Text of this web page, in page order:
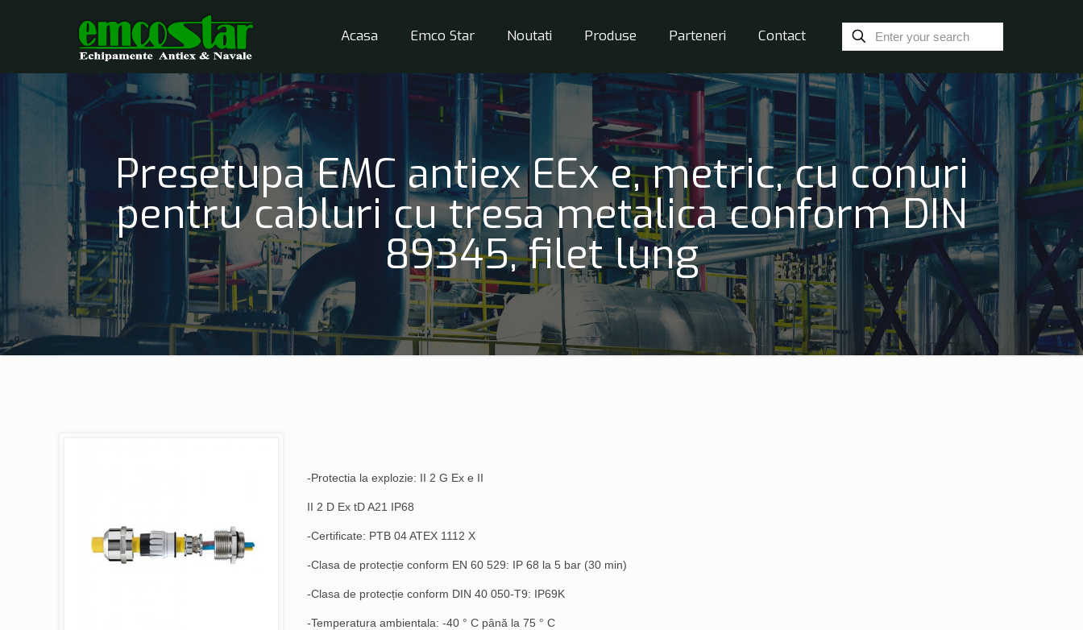
Acasa Emco Star Noutati Produse Parteneri Contact
Presetupa EMC antiex EEx e, metric, cu conuri
pentru cabluri cu tresa metalica conform DIN
89345, filet lung
-Protectia la explozie: II 2 G Ex e II
II 2 D Ex tD A21 IP68
-Certificate: PTB 04 ATEX 1112 X
-Clasa de protecție conform EN 60 529: IP 68 la 5 bar (30 min)
-Clasa de protecție conform DIN 40 050-T9: IP69K
-Temperatura ambientala: -40 ° C până la 75 ° C